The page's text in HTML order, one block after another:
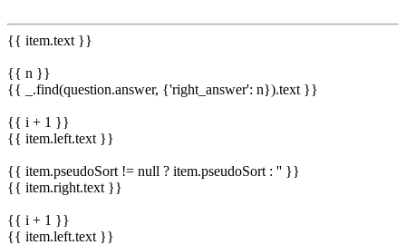
{{ item.text }}
{{ n }}
{{ _.find(question.answer, {'right_answer': n}).text }}
{{ i + 1 }}
{{ item.left.text }}
{{ item.pseudoSort != null ? item.pseudoSort : '' }}
{{ item.right.text }}
{{ i + 1 }}
{{ item.left.text }}